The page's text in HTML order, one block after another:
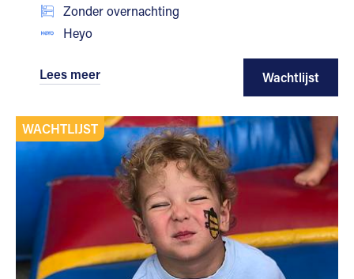
Zonder overnachting
Heyo
Lees meer Wachtlijst
WACHTLIJST